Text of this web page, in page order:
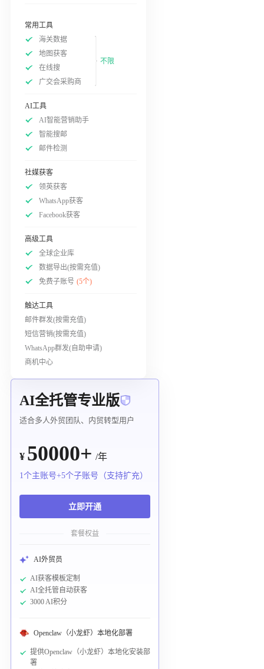
常用工具
海关数据
地图获客
在线搜
广交会采购商
不限
AI工具
AI智能营销助手
智能搜邮
邮件检测
社媒获客
领英获客
WhatsApp获客
Facebook获客
高级工具
全球企业库
数据导出(按需充值)
免费子账号 (5个)
触达工具
邮件群发(按需充值)
短信营销(按需充值)
WhatsApp群发(自助申请)
商机中心
AI全托管专业版
适合多人外贸团队、内贸转型用户
¥ 50000+ /年
1个主账号+5个子账号（支持扩充）
立即开通
套餐权益
AI外贸员
AI获客模板定制
AI全托管自动获客
3000 AI积分
Openclaw（小龙虾）本地化部署
提供Openclaw（小龙虾）本地化安装部
署